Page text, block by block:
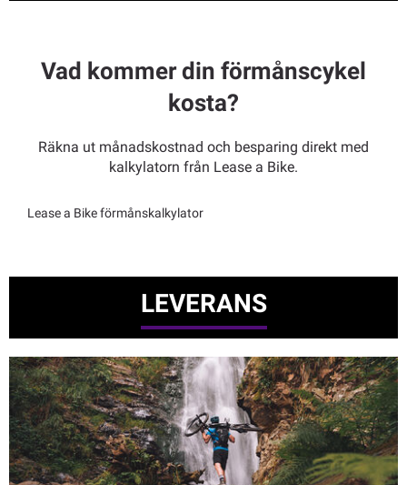
Vad kommer din förmånscykel
kosta?
Räkna ut månadskostnad och besparing direkt med
kalkylatorn från Lease a Bike.
Lease a Bike förmånskalkylator
LEVERANS